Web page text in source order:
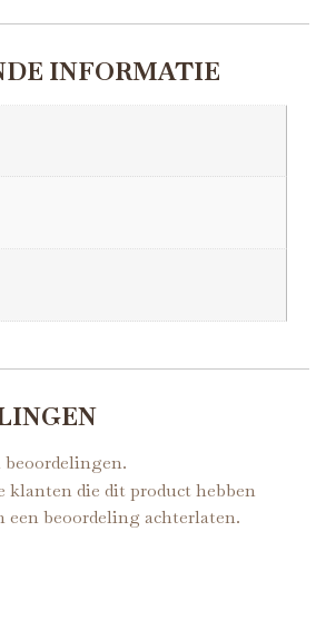
INFORMATIE
klanten die dit product hebben
een beoordeling achterlaten.